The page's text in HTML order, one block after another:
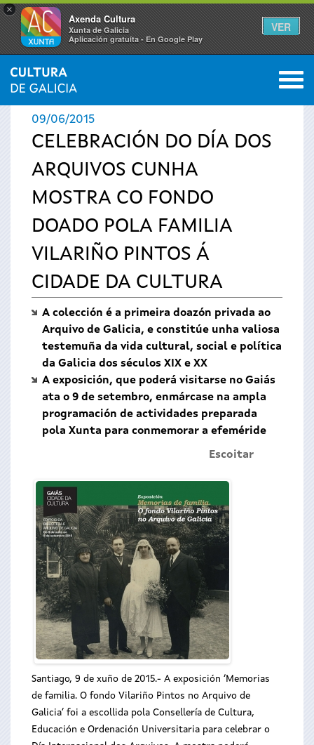
×
Axenda Cultura
Xunta de Galicia
Aplicación gratuíta - En Google Play
VER
Vostede
está
aquí
INICIO › ACTUALIDADE 0
09/06/2015
CELEBRACIÓN DO DÍA DOS
ARQUIVOS CUNHA
MOSTRA CO FONDO
DOADO POLA FAMILIA
VILARIÑO PINTOS Á
CIDADE DA CULTURA
A colección é a primeira doazón privada ao
Arquivo de Galicia, e constitúe unha valiosa
testemuña da vida cultural, social e política
da Galicia dos séculos XIX e XX
A exposición, que poderá visitarse no Gaiás
ata o 9 de setembro, enmárcase na ampla
programación de actividades preparada
pola Xunta para conmemorar a efeméride
Escoitar
Santiago, 9 de xuño de 2015.- A exposición ‘Memorias
de familia. O fondo Vilariño Pintos no Arquivo de
Galicia’ foi a escollida pola Consellería de Cultura,
Educación e Ordenación Universitaria para celebrar o